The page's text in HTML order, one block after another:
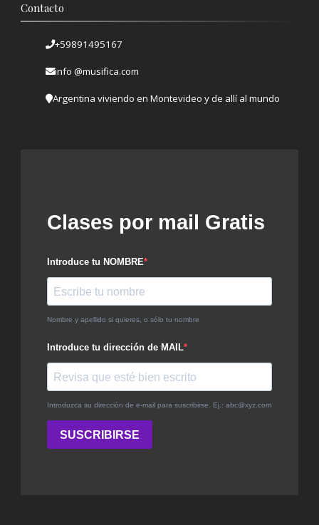
Contacto
+59891495167
info @musifica.com
Argentina viviendo en Montevideo y de allí al mundo